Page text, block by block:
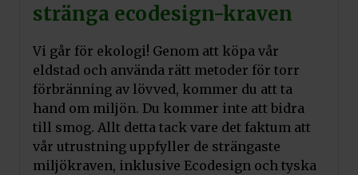
stränga ecodesign-kraven
Vi går för ekologi! Genom att köpa vår
eldstad och använda rätt metoder för torr
förbränning av lövved, kommer du att ta
hand om miljön. Du kommer inte att bidra
till smog. Allt detta tack vare det faktum att
vår utrustning uppfyller de strängaste
miljökraven, inklusive Ecodesign och tyska